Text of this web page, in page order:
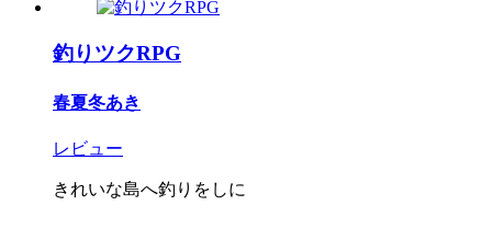
釣りツクRPG
春夏冬あき
レビュー
きれいな島へ釣りをしに